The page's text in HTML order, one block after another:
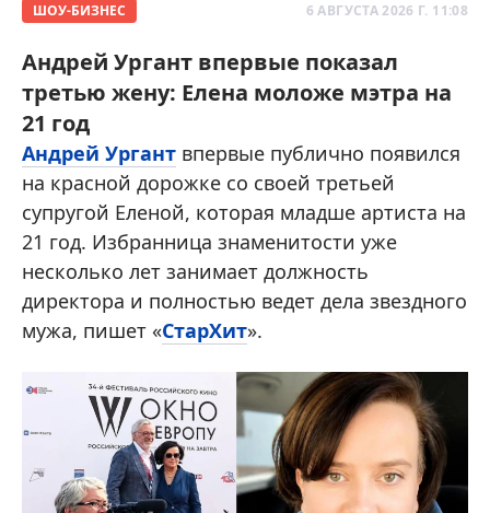
ШОУ-БИЗНЕС 6 АВГУСТА 2026 Г. 11:08
Андрей Ургант впервые показал
третью жену: Елена моложе мэтра на
21 год
Андрей Ургант впервые публично появился
на красной дорожке со своей третьей
супругой Еленой, которая младше артиста на
21 год. Избранница знаменитости уже
несколько лет занимает должность
директора и полностью ведет дела звездного
мужа, пишет «СтарХит».